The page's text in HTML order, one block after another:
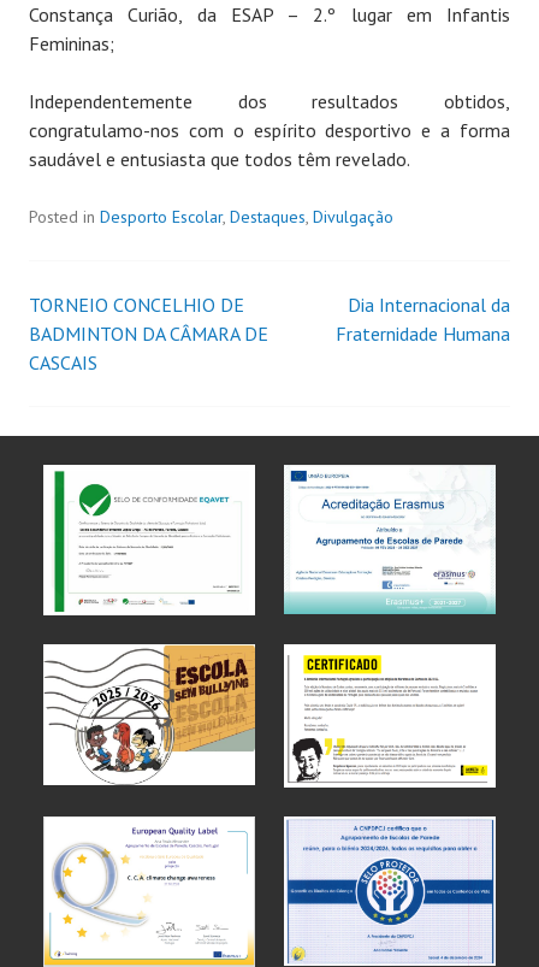
Constança Curião, da ESAP – 2.º lugar em Infantis
Femininas;
Independentemente dos resultados obtidos,
congratulamo-nos com o espírito desportivo e a forma
saudável e entusiasta que todos têm revelado.
Posted in Desporto Escolar, Destaques, Divulgação
TORNEIO CONCELHIO DE
BADMINTON DA CÂMARA DE
CASCAIS
Dia Internacional da
Fraternidade Humana